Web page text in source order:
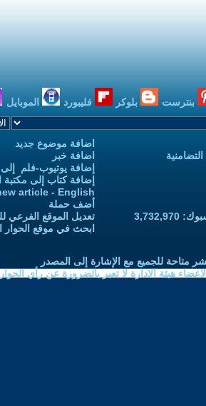
بنترست بلوكر فليبورد الموبايل
اضافة موضوع جديد
اضافة خبر
إضافة يوتيوب-فلم إلى
إضافة كتاب إلى مكتبة
article - English
أضف حملة
تعديل الموقع الفرعي
ابحث في موقع الحوار
متاحة للجميع مع الإشارة إلى المصدر
هيئة الادارة لا تعبر بالضرورة عن رأي